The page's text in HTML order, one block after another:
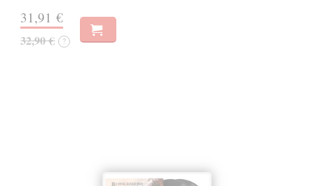
31,91 €
32,90 € ?